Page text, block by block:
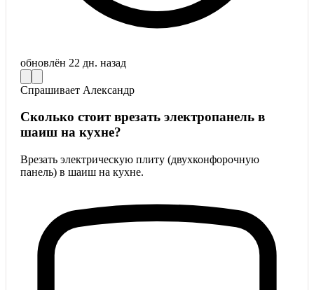
обновлён 22 дн. назад
Спрашивает Александр
Сколько стоит врезать электропанель в
шаиш на кухне?
Врезать электрическую плиту (двухконфорочную
панель) в шаиш на кухне.